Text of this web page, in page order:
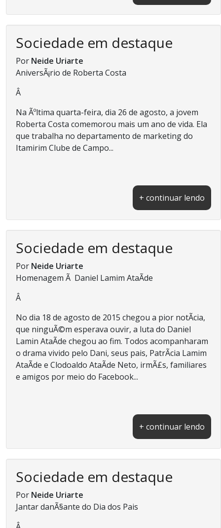
Sociedade em destaque
Por Neide Uriarte
AniversÃ¡rio de Roberta Costa
Â
Na Ãºltima quarta-feira, dia 26 de agosto, a jovem
Roberta Costa comemorou mais um ano de vida. Ela
que trabalha no departamento de marketing do
Itamirim Clube de Campo...
+ continuar lendo
Sociedade em destaque
Por Neide Uriarte
Homenagem Ã Daniel Lamim AtaÃ­de
Â
No dia 18 de agosto de 2015 chegou a pior notÃ­cia,
que ninguÃ©m esperava ouvir, a luta do Daniel
Lamin AtaÃ­de chegou ao fim. Todos acompanharam
o drama vivido pelo Dani, seus pais, PatrÃ­cia Lamim
AtaÃ­de e Clodoaldo AtaÃ­de Neto, irmÃ£s, familiares
e amigos por meio do Facebook...
+ continuar lendo
Sociedade em destaque
Por Neide Uriarte
Jantar danÃ§ante do Dia dos Pais